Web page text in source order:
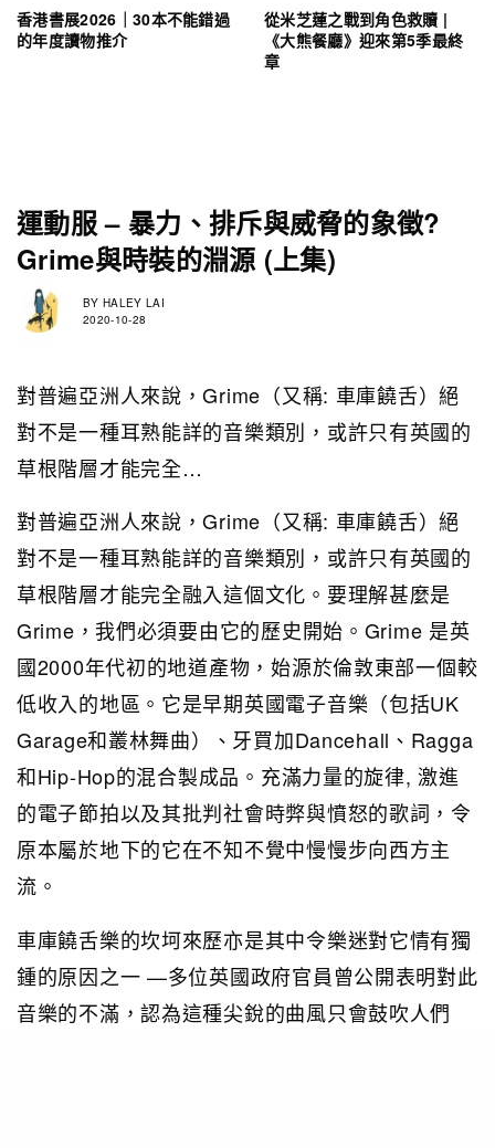
香港書展2026｜30本不能錯過
的年度讀物推介
從米芝蓮之戰到角色救贖 |
《大熊餐廳》迎來第5季最終
章
運動服 – 暴力、排斥與威脅的象徵?
Grime與時裝的淵源 (上集)
BY HALEY LAI
2020-10-28
對普遍亞洲人來說，Grime（又稱: 車庫饒舌）絕
對不是一種耳熟能詳的音樂類別，或許只有英國的
草根階層才能完全…
對普遍亞洲人來說，Grime（又稱: 車庫饒舌）絕
對不是一種耳熟能詳的音樂類別，或許只有英國的
草根階層才能完全融入這個文化。要理解甚麼是
Grime，我們必須要由它的歷史開始。Grime 是英
國2000年代初的地道產物，始源於倫敦東部一個較
低收入的地區。它是早期英國電子音樂（包括UK
Garage和叢林舞曲）、牙買加Dancehall、Ragga
和Hip-Hop的混合製成品。充滿力量的旋律, 激進
的電子節拍以及其批判社會時弊與憤怒的歌詞，令
原本屬於地下的它在不知不覺中慢慢步向西方主
流。
車庫饒舌樂的坎坷來歷亦是其中令樂迷對它情有獨
鍾的原因之一 —多位英國政府官員曾公開表明對此
音樂的不滿，認為這種尖銳的曲風只會鼓吹人們